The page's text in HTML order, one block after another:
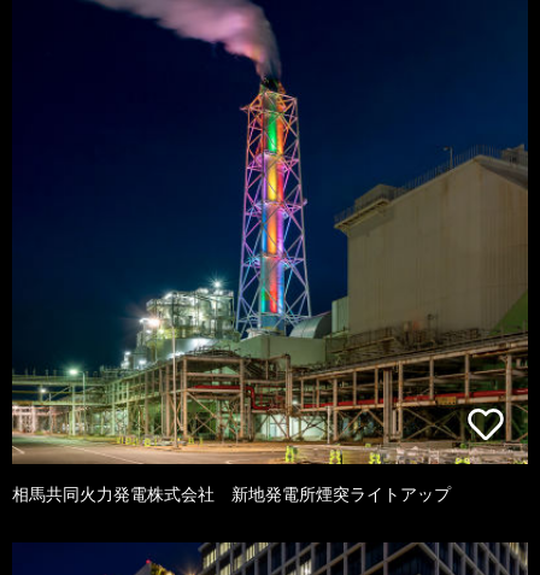
相馬共同火力発電株式会社 新地発電所煙突ライトアップ